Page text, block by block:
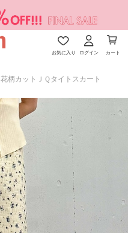
お気に入り ログイン カート
花柄カットＪＱタイトスカート